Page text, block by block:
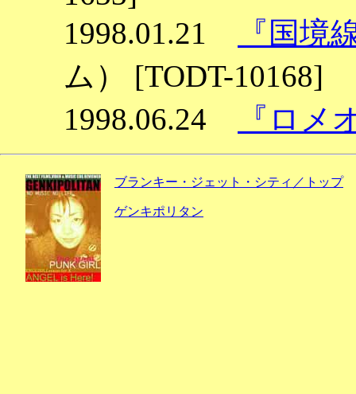
1998.01.21
『国境
ム） [TODT-10168]
1998.06.24
『ロメ
ブランキー・ジェット・シティ／トップ
ゲンキポリタン